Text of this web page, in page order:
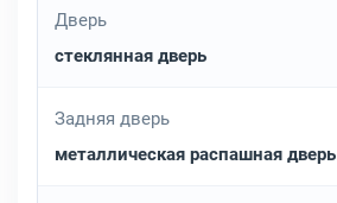
Дверь
стеклянная дверь
Задняя дверь
металлическая распашная дверь